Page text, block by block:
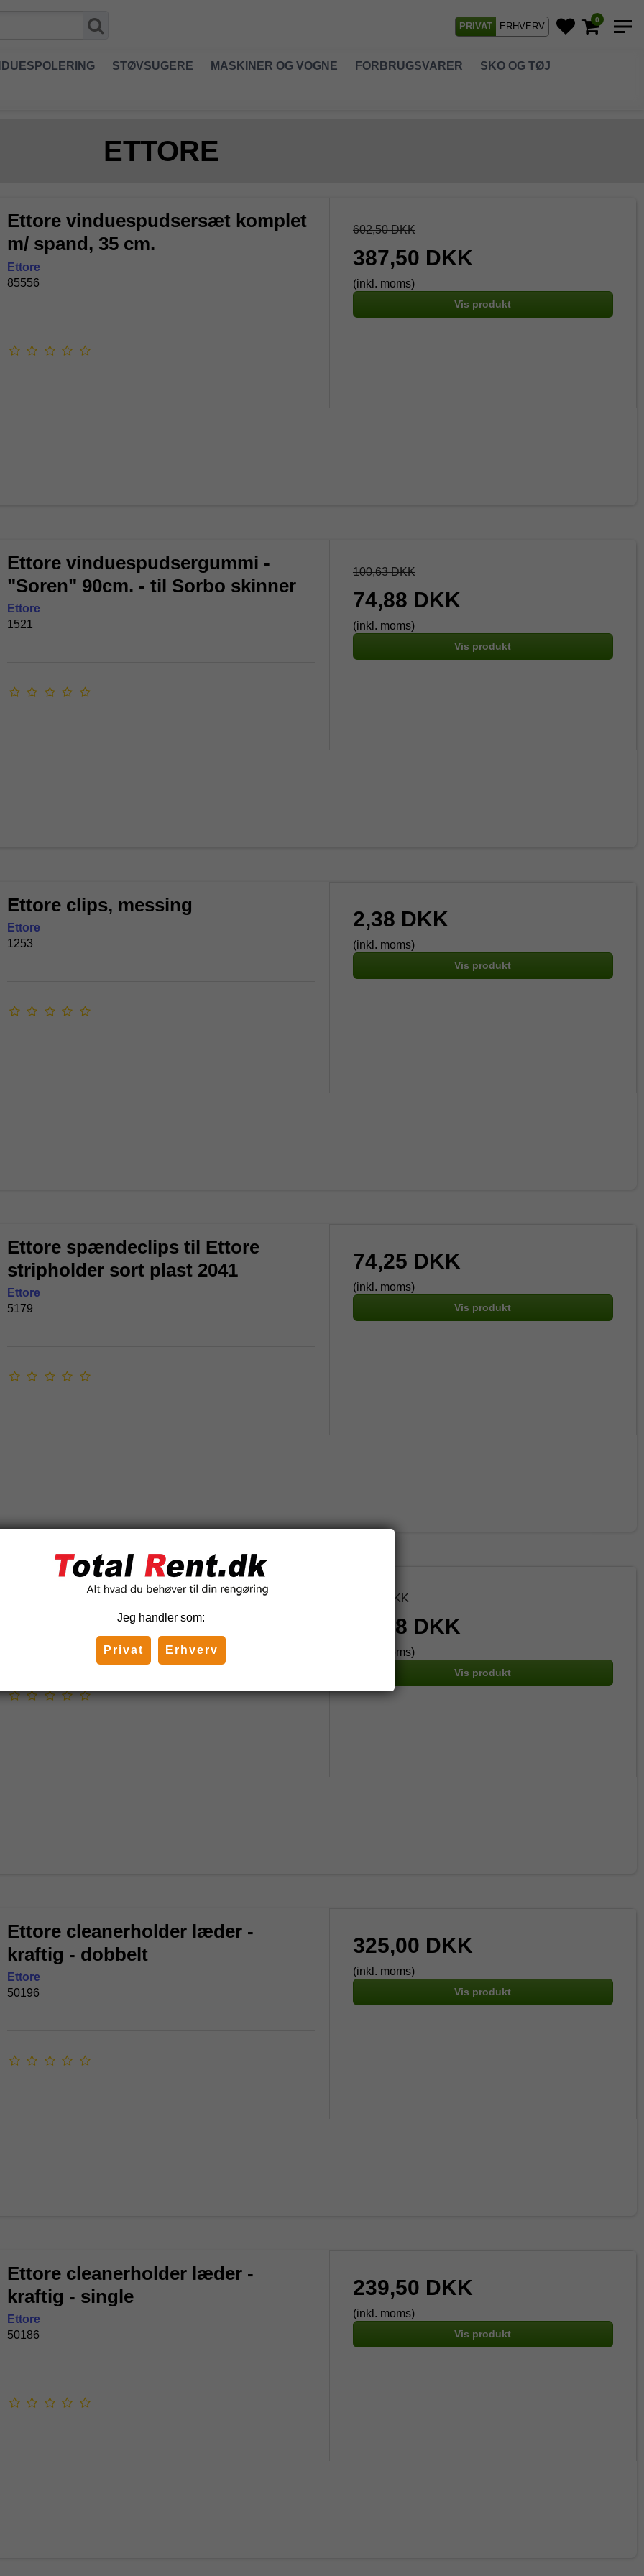
PRIVAT ERHVERV
0
STØVSUGERE MASKINER OG VOGNE FORBRUGSVARER SKO OG TØJ
ETTORE
Ettore vinduespudsersæt komplet
m/ spand, 35 cm.
Ettore
85556
602,50 DKK
387,50 DKK
(inkl. moms)
Vis produkt
Ettore vinduespudsergummi -
"Soren" 90cm. - til Sorbo skinner
Ettore
1521
100,63 DKK
74,88 DKK
(inkl. moms)
Vis produkt
Ettore clips, messing
Ettore
1253
2,38 DKK
(inkl. moms)
Vis produkt
Ettore spændeclips til Ettore
stripholder sort plast 2041
Ettore
5179
74,25 DKK
(inkl. moms)
Vis produkt
Ettore Vaskehandske - Microswipe 71,50 DKK
60,78 DKK
(inkl. moms)
Vis produkt
Ettore cleanerholder læder -
kraftig - dobbelt
Ettore
50196
325,00 DKK
(inkl. moms)
Vis produkt
Ettore cleanerholder læder -
kraftig - single
Ettore
50186
239,50 DKK
(inkl. moms)
Vis produkt
Jeg handler som:
Privat Erhverv